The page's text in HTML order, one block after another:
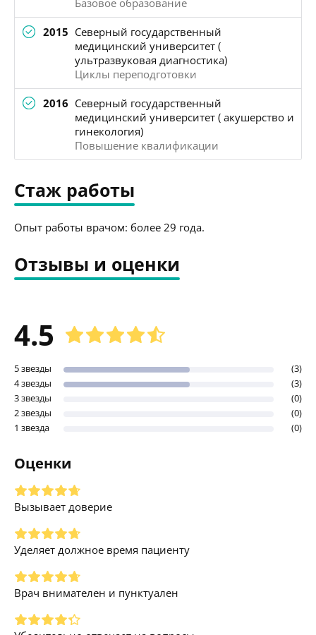
2015 Северный государственный
медицинский университет (
ультразвуковая диагностика)
Циклы переподготовки
2016 Северный государственный
медицинский университет ( акушерство и
гинекология)
Повышение квалификации
Стаж работы
Опыт работы врачом: более 29 года.
Отзывы и оценки
4.5
5 звезды
(3)
4 звезды
(3)
3 звезды
(0)
2 звезды
(0)
1 звезда
(0)
Оценки
Вызывает доверие
Уделяет должное время пациенту
Врач внимателен и пунктуален